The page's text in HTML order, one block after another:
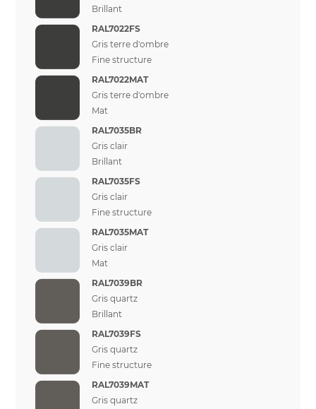
Brillant
RAL7022FS
Gris terre d'ombre
Fine structure
RAL7022MAT
Gris terre d'ombre
Mat
RAL7035BR
Gris clair
Brillant
RAL7035FS
Gris clair
Fine structure
RAL7035MAT
Gris clair
Mat
RAL7039BR
Gris quartz
Brillant
RAL7039FS
Gris quartz
Fine structure
RAL7039MAT
Gris quartz